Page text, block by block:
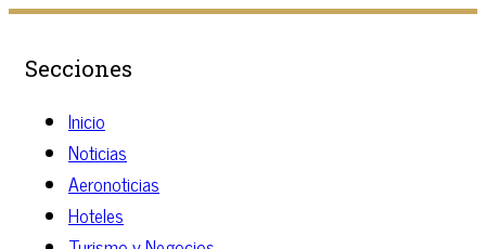
Secciones
Inicio
Noticias
Aeronoticias
Hoteles